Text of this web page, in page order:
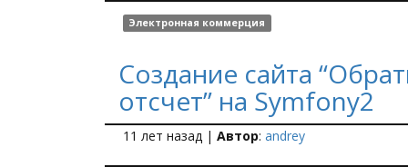
Электронная коммерция
Создание сайта
отсчет” на Symfony2
11 лет назад | Автор: andrey